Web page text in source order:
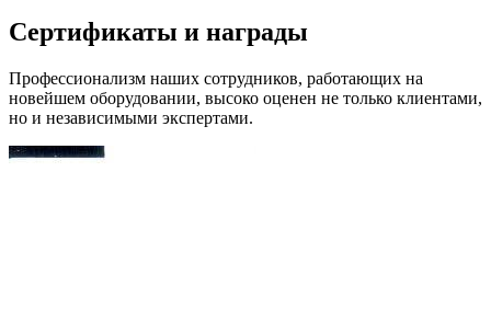
Сертификаты и награды
Профессионализм наших сотрудников, работающих на
новейшем оборудовании, высоко оценен не только клиентами,
но и независимыми экспертами.